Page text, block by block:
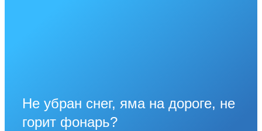
Не убран снег, яма на дороге, не
горит фонарь?